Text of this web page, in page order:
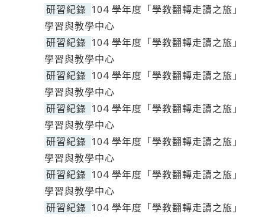
研習紀錄 104 學年度「學教翻轉走讀之旅」
學習與教學中心
研習紀錄 104 學年度「學教翻轉走讀之旅」
學習與教學中心
研習紀錄 104 學年度「學教翻轉走讀之旅」
學習與教學中心
研習紀錄 104 學年度「學教翻轉走讀之旅」
學習與教學中心
研習紀錄 104 學年度「學教翻轉走讀之旅」
學習與教學中心
研習紀錄 104 學年度「學教翻轉走讀之旅」
學習與教學中心
研習紀錄 104 學年度「學教翻轉走讀之旅」